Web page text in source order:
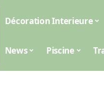
Décoration Interieure
News Piscine